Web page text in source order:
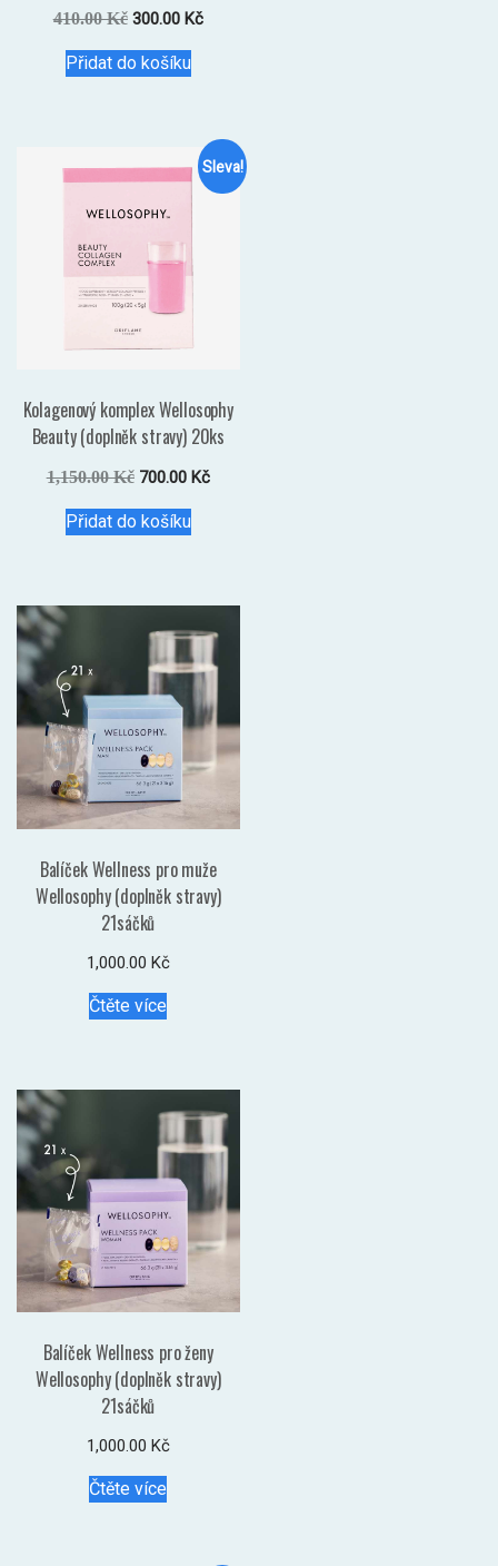
410.00Kč Původní
byla:
300.00 KčAktuální
Přidat do košíku
Sleva!
Kolagenový komplex Wellosophy
Beauty (doplněk stravy) 20ks
1,150.00Kč Původní
byla:
700.00 KčAktuální
Přidat do košíku
Balíček Wellness pro muže
Wellosophy (doplněk stravy)
21sáčků
1,000.00 Kč
Čtěte více
Balíček Wellness pro ženy
Wellosophy (doplněk stravy)
21sáčků
1,000.00 Kč
Čtěte více